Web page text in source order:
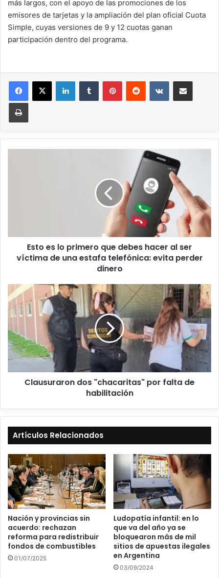
más largos, con el apoyo de las promociones de los
emisores de tarjetas y la ampliación del plan oficial Cuota
Simple, cuyas versiones de 9 y 12 cuotas ganan
participación dentro del programa.
Esto es lo primero que debes hacer al ser
víctima de una estafa telefónica: evita perder
dinero
Clausuraron dos "chacaritas" por falta de
habilitación
Artículos Relacionados
Nación y provincias sin
acuerdo: rechazan
reforma para redistribuir
fondos de combustibles
01/07/2025
Ludopatía infantil: en lo
que va del año ya se
bloquearon más de mil
sitios de apuestas ilegales
en Argentina
03/09/2024